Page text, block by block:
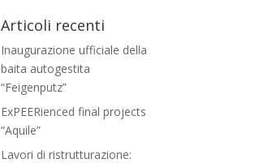
Articoli recenti
Inaugurazione ufficiale della
baita autogestita
“Feigenputz”
ExPEERienced final projects
“Aquile”
Lavori di ristrutturazione: